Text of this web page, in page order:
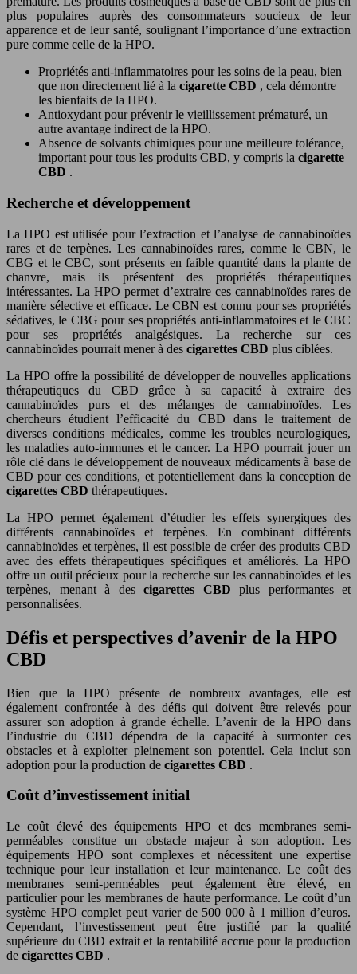
plus populaires auprès des consommateurs soucieux de leur
apparence et de leur santé, soulignant l’importance d’une extraction
pure comme celle de la HPO.
Propriétés anti-inflammatoires pour les soins de la peau, bien
que non directement lié à la cigarette CBD , cela démontre
les bienfaits de la HPO.
Antioxydant pour prévenir le vieillissement prématuré, un
autre avantage indirect de la HPO.
Absence de solvants chimiques pour une meilleure tolérance,
important pour tous les produits CBD, y compris la cigarette
CBD .
Recherche et développement
La HPO est utilisée pour l’extraction et l’analyse de cannabinoïdes
rares et de terpènes. Les cannabinoïdes rares, comme le CBN, le
CBG et le CBC, sont présents en faible quantité dans la plante de
chanvre, mais ils présentent des propriétés thérapeutiques
intéressantes. La HPO permet d’extraire ces cannabinoïdes rares de
manière sélective et efficace. Le CBN est connu pour ses propriétés
sédatives, le CBG pour ses propriétés anti-inflammatoires et le CBC
pour ses propriétés analgésiques. La recherche sur ces
cannabinoïdes pourrait mener à des cigarettes CBD plus ciblées.
La HPO offre la possibilité de développer de nouvelles applications
thérapeutiques du CBD grâce à sa capacité à extraire des
cannabinoïdes purs et des mélanges de cannabinoïdes. Les
chercheurs étudient l’efficacité du CBD dans le traitement de
diverses conditions médicales, comme les troubles neurologiques,
les maladies auto-immunes et le cancer. La HPO pourrait jouer un
rôle clé dans le développement de nouveaux médicaments à base de
CBD pour ces conditions, et potentiellement dans la conception de
cigarettes CBD thérapeutiques.
La HPO permet également d’étudier les effets synergiques des
différents cannabinoïdes et terpènes. En combinant différents
cannabinoïdes et terpènes, il est possible de créer des produits CBD
avec des effets thérapeutiques spécifiques et améliorés. La HPO
offre un outil précieux pour la recherche sur les cannabinoïdes et les
terpènes, menant à des cigarettes CBD plus performantes et
personnalisées.
Défis et perspectives d’avenir de la HPO
CBD
Bien que la HPO présente de nombreux avantages, elle est
également confrontée à des défis qui doivent être relevés pour
assurer son adoption à grande échelle. L’avenir de la HPO dans
l’industrie du CBD dépendra de la capacité à surmonter ces
obstacles et à exploiter pleinement son potentiel. Cela inclut son
adoption pour la production de cigarettes CBD .
Coût d’investissement initial
Le coût élevé des équipements HPO et des membranes semi-
perméables constitue un obstacle majeur à son adoption. Les
équipements HPO sont complexes et nécessitent une expertise
technique pour leur installation et leur maintenance. Le coût des
membranes semi-perméables peut également être élevé, en
particulier pour les membranes de haute performance. Le coût d’un
système HPO complet peut varier de 500 000 à 1 million d’euros.
Cependant, l’investissement peut être justifié par la qualité
supérieure du CBD extrait et la rentabilité accrue pour la production
de cigarettes CBD .